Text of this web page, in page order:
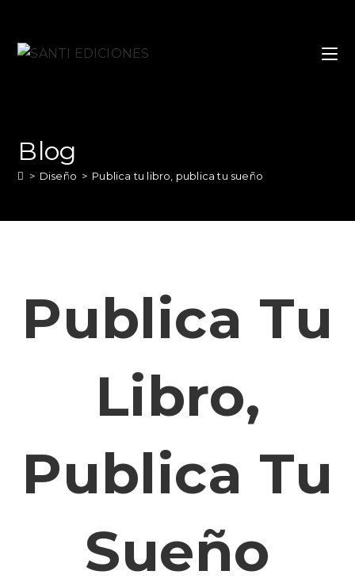
Blog
> Diseño > Publica tu libro, publica tu sueño
Publica Tu
Libro,
Publica Tu
Sueño